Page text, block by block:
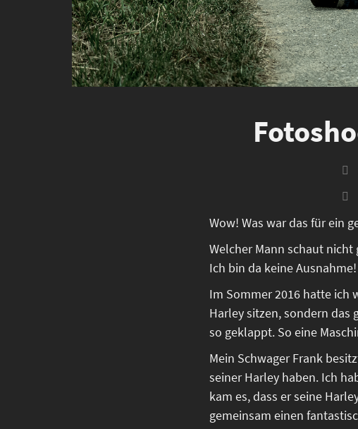
Wow! Was war das für ein
Welcher Mann schaut
Ich bin da keine Ausnahme!
Im Sommer 2016 hatte ich
Harley sitzen, sondern das
so geklappt. So eine
Mein Schwager Frank
seiner Harley haben. Ich
kam es, dass er seine
gemeinsam einen